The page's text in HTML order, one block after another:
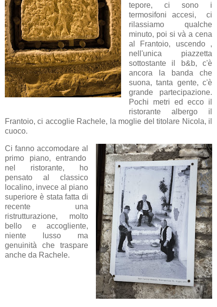
tepore, ci sono i
termosifoni accesi, ci
rilassiamo qualche
minuto, poi si và a cena
al Frantoio, uscendo ,
nell'unica piazzetta
sottostante il b&b, c'è
ancora la banda che
suona, tanta gente, c'è
grande partecipazione.
Pochi metri ed ecco il
ristorante albergo il
Frantoio, ci accoglie Rachele, la moglie del titolare Nicola, il
cuoco.
Ci fanno accomodare al
primo piano, entrando
nel ristorante, ho
pensato al classico
localino, invece al piano
superiore è stata fatta di
recente una
ristrutturazione, molto
bello e accogliente,
niente lusso ma
genuinità che traspare
anche da Rachele.